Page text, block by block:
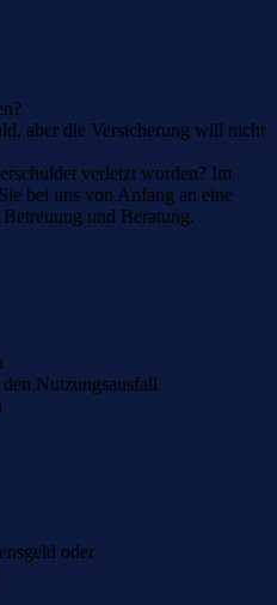
aber die Versicherung will nicht
verletzt worden? Im
bei uns von Anfang an eine
und Beratung.
Nutzungsausfall
oder